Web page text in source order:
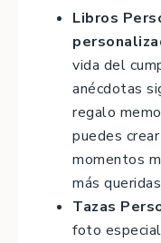
Libros
vida del
anécdotas
regalo
puedes
momentos
más
Tazas
foto